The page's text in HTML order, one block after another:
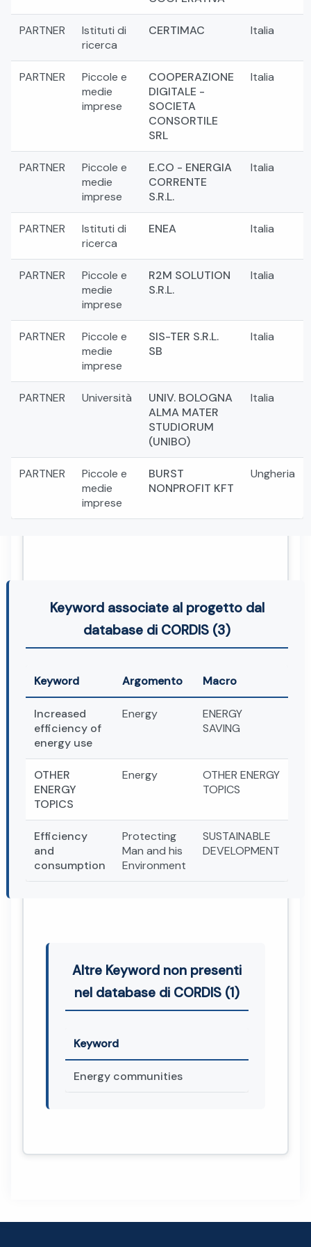
PARTNER
Istituti di
ricerca
CERTIMAC Italia
PARTNER
Piccole e
medie
imprese
COOPERAZIONE
DIGITALE -
SOCIETA
CONSORTILE
SRL
Italia
PARTNER
Piccole e
medie
imprese
E.CO - ENERGIA
CORRENTE
S.R.L.
Italia
PARTNER
Istituti di
ricerca
ENEA Italia
PARTNER
Piccole e
medie
imprese
R2M SOLUTION
S.R.L.
Italia
PARTNER
Piccole e
medie
imprese
SIS-TER S.R.L.
SB
Italia
PARTNER Università
UNIV. BOLOGNA
ALMA MATER
STUDIORUM
(UNIBO)
Italia
PARTNER
Piccole e
medie
imprese
BURST
NONPROFIT KFT
Ungheria
Keyword associate al progetto dal
database di CORDIS (3)
Keyword Argomento Macro
Increased
efficiency of
energy use
Energy
ENERGY
SAVING
OTHER
ENERGY
TOPICS
Energy
OTHER ENERGY
TOPICS
Efficiency
and
consumption
Protecting
Man and his
Environment
SUSTAINABLE
DEVELOPMENT
Altre Keyword non presenti
nel database di CORDIS (1)
Keyword
Energy communities